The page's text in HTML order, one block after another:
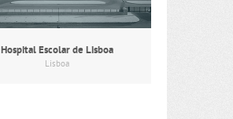
Hospital Escolar de Lisboa
Lisboa